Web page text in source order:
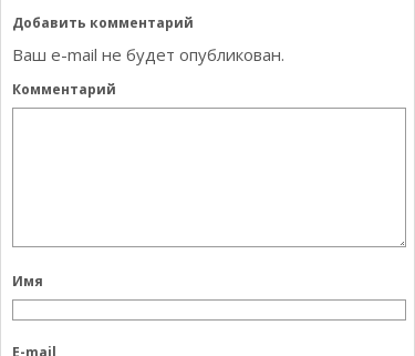
Добавить комментарий
Ваш e-mail не будет опубликован.
Комментарий
Имя
E-mail